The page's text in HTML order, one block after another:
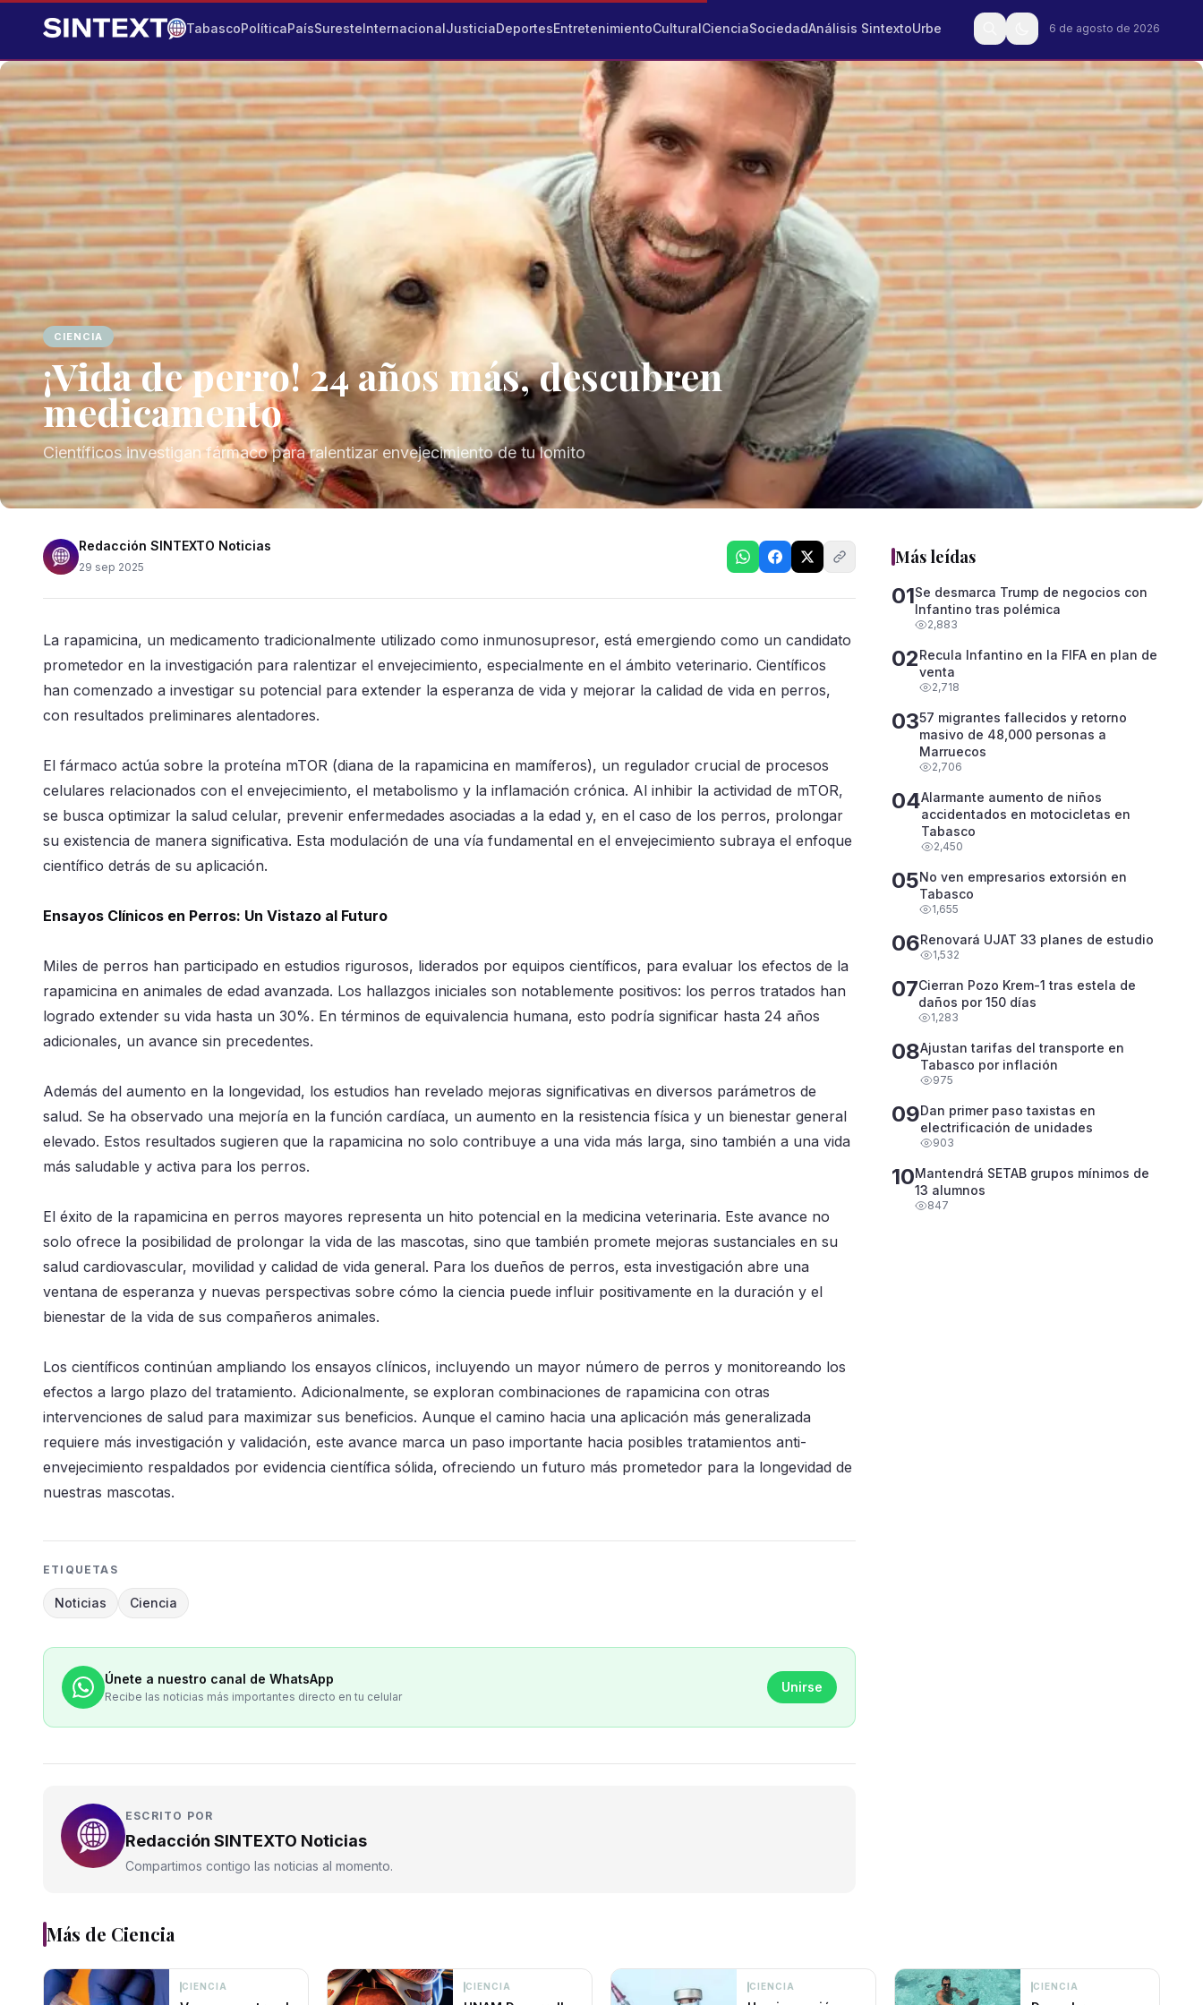
TabascoPolíticaPaísSuresteInternacionalJusticiaDeportesEntretenimientoCulturalCienciaSociedadAnálisis SintextoUrbe 6 de agosto de 2026
CIENCIA
¡Vida de perro! 24 años más, descubren
medicamento
Científicos investigan fármaco para ralentizar envejecimiento de tu lomito
Redacción SINTEXTO Noticias
29 sep 2025
La rapamicina, un medicamento tradicionalmente utilizado como inmunosupresor, está emergiendo como un candidato
prometedor en la investigación para ralentizar el envejecimiento, especialmente en el ámbito veterinario. Científicos
han comenzado a investigar su potencial para extender la esperanza de vida y mejorar la calidad de vida en perros,
con resultados preliminares alentadores.
El fármaco actúa sobre la proteína mTOR (diana de la rapamicina en mamíferos), un regulador crucial de procesos
celulares relacionados con el envejecimiento, el metabolismo y la inflamación crónica. Al inhibir la actividad de mTOR,
se busca optimizar la salud celular, prevenir enfermedades asociadas a la edad y, en el caso de los perros, prolongar
su existencia de manera significativa. Esta modulación de una vía fundamental en el envejecimiento subraya el enfoque
científico detrás de su aplicación.
Ensayos Clínicos en Perros: Un Vistazo al Futuro
Miles de perros han participado en estudios rigurosos, liderados por equipos científicos, para evaluar los efectos de la
rapamicina en animales de edad avanzada. Los hallazgos iniciales son notablemente positivos: los perros tratados han
logrado extender su vida hasta un 30%. En términos de equivalencia humana, esto podría significar hasta 24 años
adicionales, un avance sin precedentes.
Además del aumento en la longevidad, los estudios han revelado mejoras significativas en diversos parámetros de
salud. Se ha observado una mejoría en la función cardíaca, un aumento en la resistencia física y un bienestar general
elevado. Estos resultados sugieren que la rapamicina no solo contribuye a una vida más larga, sino también a una vida
más saludable y activa para los perros.
El éxito de la rapamicina en perros mayores representa un hito potencial en la medicina veterinaria. Este avance no
solo ofrece la posibilidad de prolongar la vida de las mascotas, sino que también promete mejoras sustanciales en su
salud cardiovascular, movilidad y calidad de vida general. Para los dueños de perros, esta investigación abre una
ventana de esperanza y nuevas perspectivas sobre cómo la ciencia puede influir positivamente en la duración y el
bienestar de la vida de sus compañeros animales.
Los científicos continúan ampliando los ensayos clínicos, incluyendo un mayor número de perros y monitoreando los
efectos a largo plazo del tratamiento. Adicionalmente, se exploran combinaciones de rapamicina con otras
intervenciones de salud para maximizar sus beneficios. Aunque el camino hacia una aplicación más generalizada
requiere más investigación y validación, este avance marca un paso importante hacia posibles tratamientos anti-
envejecimiento respaldados por evidencia científica sólida, ofreciendo un futuro más prometedor para la longevidad de
nuestras mascotas.
ETIQUETAS
Noticias Ciencia
Únete a nuestro canal de WhatsApp
Recibe las noticias más importantes directo en tu celular
Unirse
ESCRITO POR
Redacción SINTEXTO Noticias
Compartimos contigo las noticias al momento.
Más leídas
01Se desmarca Trump de negocios con
Infantino tras polémica
2,883
02Recula Infantino en la FIFA en plan de
venta
2,718
0357 migrantes fallecidos y retorno
masivo de 48,000 personas a
Marruecos
2,706
04Alarmante aumento de niños
accidentados en motocicletas en
Tabasco
2,450
05No ven empresarios extorsión en
Tabasco
1,655
06Renovará UJAT 33 planes de estudio
1,532
07Cierran Pozo Krem-1 tras estela de
daños por 150 días
1,283
08Ajustan tarifas del transporte en
Tabasco por inflación
975
09Dan primer paso taxistas en
electrificación de unidades
903
10Mantendrá SETAB grupos mínimos de
13 alumnos
847
Más de Ciencia
CIENCIA CIENCIA CIENCIA CIENCIA